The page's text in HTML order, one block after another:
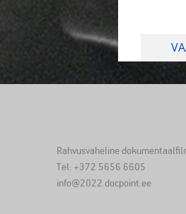
Rahvusvaheline
Tel: +372 5656 6605
info@2022.docpoint.ee